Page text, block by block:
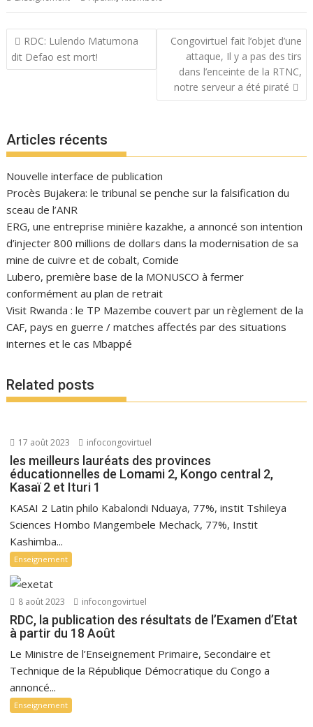
Navigation
de
l’article
RDC: Lulendo Matumona
dit Defao est mort!
Congovirtuel fait l’objet d’une
attaque, Il y a pas des tirs
dans l’enceinte de la RTNC,
notre serveur a été piraté
Articles récents
Nouvelle interface de publication
Procès Bujakera: le tribunal se penche sur la falsification du
sceau de l’ANR
ERG, une entreprise minière kazakhe, a annoncé son intention
d’injecter 800 millions de dollars dans la modernisation de sa
mine de cuivre et de cobalt, Comide
Lubero, première base de la MONUSCO à fermer
conformément au plan de retrait
Visit Rwanda : le TP Mazembe couvert par un règlement de la
CAF, pays en guerre / matches affectés par des situations
internes et le cas Mbappé
Related posts
17 août 2023 infocongovirtuel
les meilleurs lauréats des provinces
éducationnelles de Lomami 2, Kongo central 2,
Kasaï 2 et Ituri 1
KASAI 2 Latin philo Kabalondi Nduaya, 77%, instit Tshileya
Sciences Hombo Mangembele Mechack, 77%, Instit
Kashimba...
Enseignement
8 août 2023 infocongovirtuel
RDC, la publication des résultats de l’Examen d’Etat
à partir du 18 Août
Le Ministre de l’Enseignement Primaire, Secondaire et
Technique de la République Démocratique du Congo a
annoncé...
Enseignement